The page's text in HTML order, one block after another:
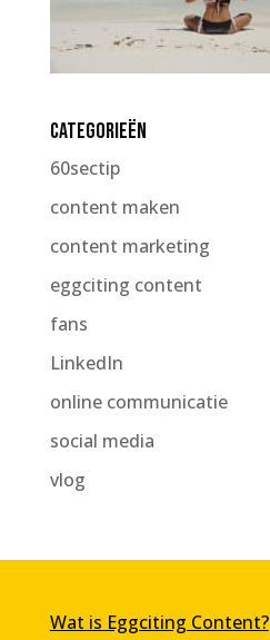
Categorieën
60sectip
content maken
content marketing
eggciting content
fans
LinkedIn
online communicatie
social media
vlog
Wat is Eggciting Content?